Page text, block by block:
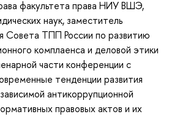
факультета права НИУ ВШЭ,
наук, заместитель
Совета ТПП России по развитию
комплаенса и деловой этики
части конференции с
тенденции развития
антикоррупционной
правовых актов и их